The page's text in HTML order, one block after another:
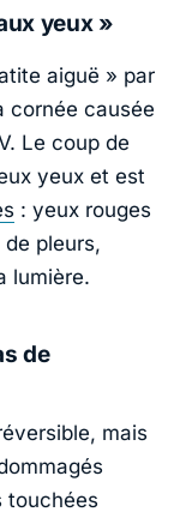
yeux »
aiguë » par
cornée causée
Le coup de
yeux et est
: yeux rouges
pleurs,
lumière.
de
mais
touchées